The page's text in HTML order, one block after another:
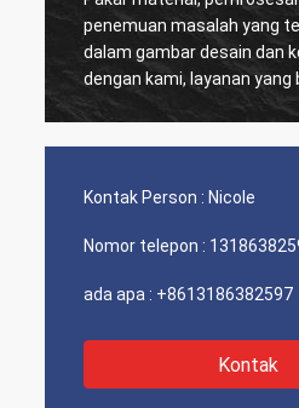
penemuan masalah yang
dalam gambar desain dan
dengan kami, layanan yang
harga yang wajar dan
Kontak Person : Nicole
Nomor telepon :
ada apa : +8613186382597
Kontak